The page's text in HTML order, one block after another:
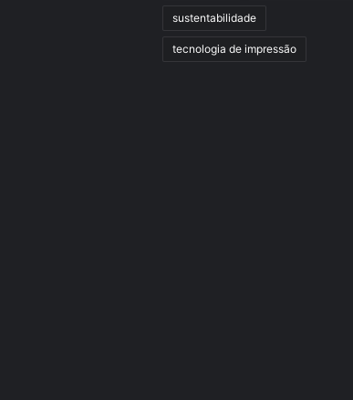
sustentabilidade
tecnologia de impressão